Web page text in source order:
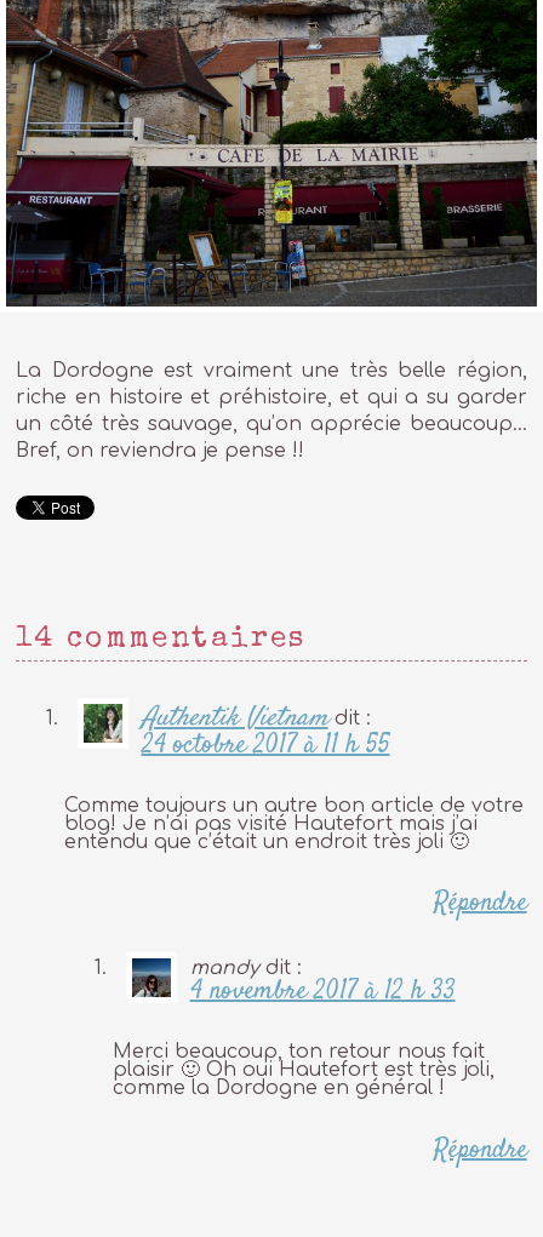
La Dordogne est vraiment une très belle région,
riche en histoire et préhistoire, et qui a su garder
un côté très sauvage, qu’on apprécie beaucoup…
Bref, on reviendra je pense !!
14 commentaires
Authentik Vietnam dit :
24 octobre 2017 à 11 h 55
Comme toujours un autre bon article de votre
blog! Je n’ai pas visité Hautefort mais j’ai
entendu que c’était un endroit très joli 🙂
Répondre
mandy dit :
4 novembre 2017 à 12 h 33
Merci beaucoup, ton retour nous fait
plaisir 🙂 Oh oui Hautefort est très joli,
comme la Dordogne en général !
Répondre